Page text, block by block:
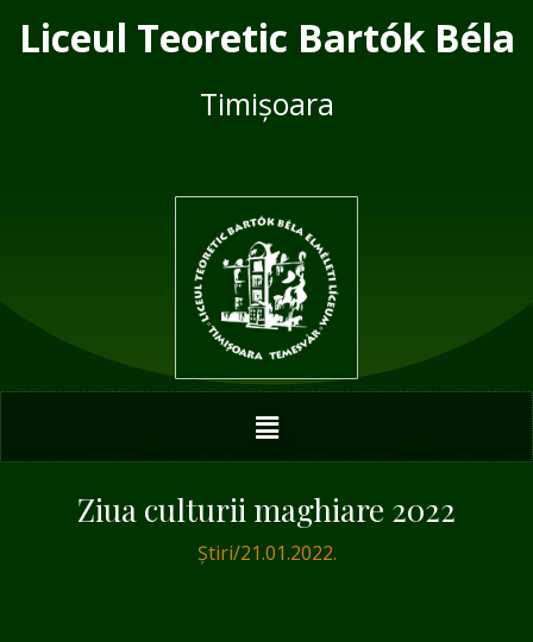
Liceul Teoretic Bartók Béla
Timișoara
Menu
Ziua culturii maghiare 2022
Știri/21.01.2022.
navigation